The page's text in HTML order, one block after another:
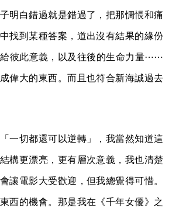
明白錯過就是錯過了，把那惆悵和痛
找到某種答案，道出沒有結果的緣份
彼此意義，以及往後的生命力量⋯⋯
偉大的東西。而且也符合新海誠過去
一切都還可以逆轉」，我當然知道這
構更漂亮，更有層次意義，我也清楚
讓電影大受歡迎，但我總覺得可惜。
西的機會。那是我在《千年女優》之